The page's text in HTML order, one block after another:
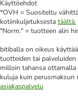
Käyttöehdot
*OVH = Suositeltu
kotiinkuljetuksesta täältä.
"Norm." = tuotteen alin
bitiballa on oikeus
tuotteiden tai
milloin tahansa
kuluja kuin perusmaksun
asiakaspalvelu